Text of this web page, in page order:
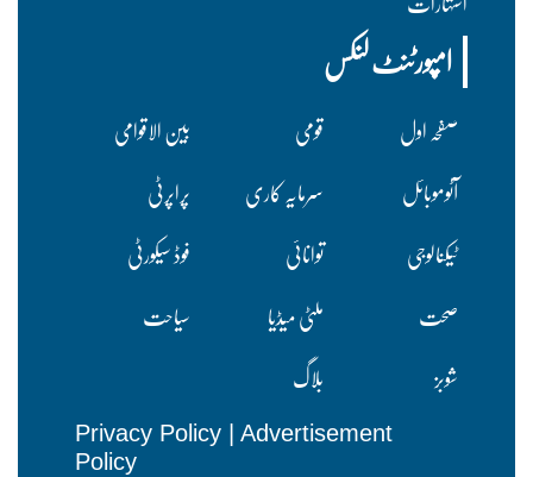
امپورٹنٹ لنکس
صفحہ اول قومی
بین الاقوامی
آٹوموبائل
سرمایہ کاری
پراپرٹی
ٹیکنالوجی
توانائی
فوڈ سیکورٹی
صحت
ملٹی میڈیا
سیاحت
شوبز
بلاگ
Privacy Policy
Advertisement
Policy